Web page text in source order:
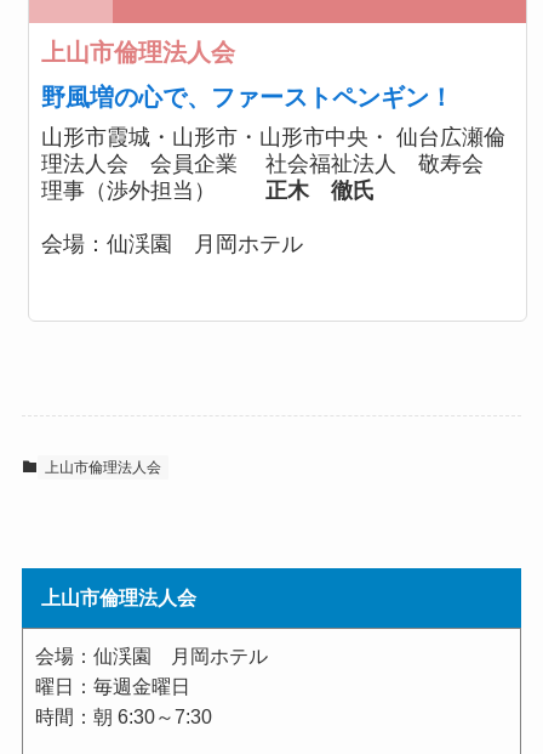
上山市倫理法人会
野風増の心で、ファーストペンギン！
山形市霞城・山形市・山形市中央・ 仙台広瀬倫
理法人会 会員企業 社会福祉法人 敬寿会
理事（渉外担当）
正木 徹氏
会場： 仙渓園 月岡ホテル
上山市倫理法人会
上山市倫理法人会
会場：仙渓園 月岡ホテル
曜日：毎週金曜日
時間：朝 6:30～7:30